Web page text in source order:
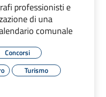
professionisti e
di una
comunale
Concorsi
Turismo